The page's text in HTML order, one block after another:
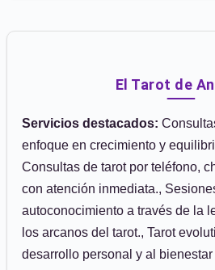
El Tarot de
Servicios destacados:
enfoque en crecimiento y
Consultas de tarot por teléfono,
con atención inmediata.,
autoconocimiento a través de la
los arcanos del tarot., Tarot
desarrollo personal y al bienestar